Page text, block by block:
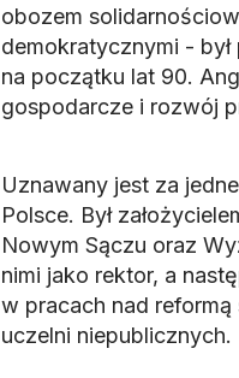
obozem
demokratycznymi -
na początku lat 90.
gospodarcze i rozwój
Uznawany jest za
Polsce. Był
Nowym Sączu oraz
nimi jako rektor, a
w pracach nad
uczelni niepublicznych.